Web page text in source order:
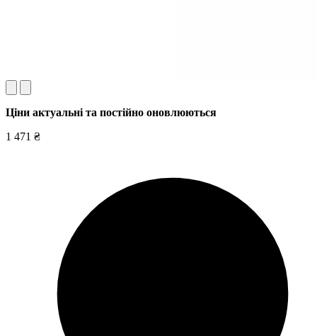
Ціни актуальні та постійно оновлюються
1 471 ₴